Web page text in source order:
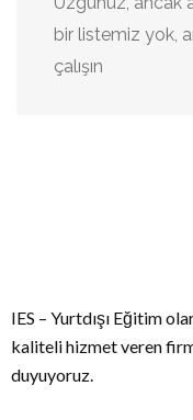
bir listemiz yok,
çalışın
IES – Yurtdışı Eğitim
kaliteli hizmet veren
duyuyoruz.